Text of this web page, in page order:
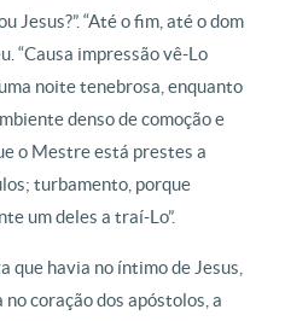
Jesus?”. “Até o fim, até o dom
“Causa impressão vê-Lo
noite tenebrosa, enquanto
denso de comoção e
o Mestre está prestes a
turbamento, porque
um deles a traí-Lo”.
que havia no íntimo de Jesus,
coração dos apóstolos, a